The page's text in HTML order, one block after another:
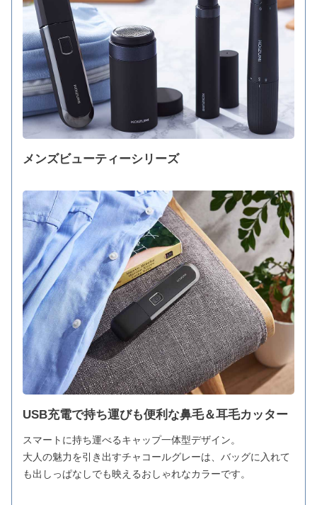
メンズビューティーシリーズ
USB充電で持ち運びも便利な鼻毛＆耳毛カッター
スマートに持ち運べるキャップ一体型デザイン。
大人の魅力を引き出すチャコールグレーは、バッグに入れて
も出しっぱなしでも映えるおしゃれなカラーです。